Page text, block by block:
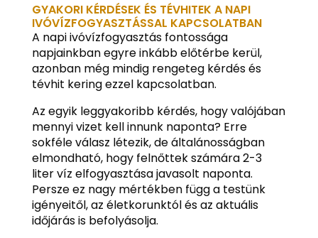
GYAKORI KÉRDÉSEK ÉS TÉVHITEK A NAPI
IVÓVÍZFOGYASZTÁSSAL KAPCSOLATBAN
A napi ivóvízfogyasztás fontossága
napjainkban egyre inkább előtérbe kerül,
azonban még mindig rengeteg kérdés és
tévhit kering ezzel kapcsolatban.
Az egyik leggyakoribb kérdés, hogy valójában
mennyi vizet kell innunk naponta? Erre
sokféle válasz létezik, de általánosságban
elmondható, hogy felnőttek számára 2-3
liter víz elfogyasztása javasolt naponta.
Persze ez nagy mértékben függ a testünk
igényeitől, az életkorunktól és az aktuális
időjárás is befolyásolja.